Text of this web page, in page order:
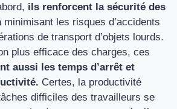
ils renforcent la sécurité des
minimisant les risques d’accidents
de transport d’objets lourds.
plus efficace des charges, ces
aussi les temps d’arrêt et
Certes, la productivité
difficiles des travailleurs se